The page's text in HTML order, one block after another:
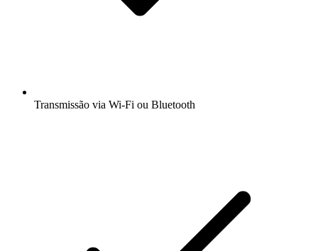
Transmissão via Wi-Fi ou Bluetooth